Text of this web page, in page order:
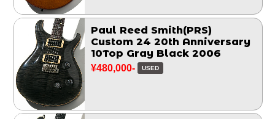
Paul Reed Smith(PRS)
Custom 24 20th Anniversary
10Top Gray Black 2006
¥480,000- USED